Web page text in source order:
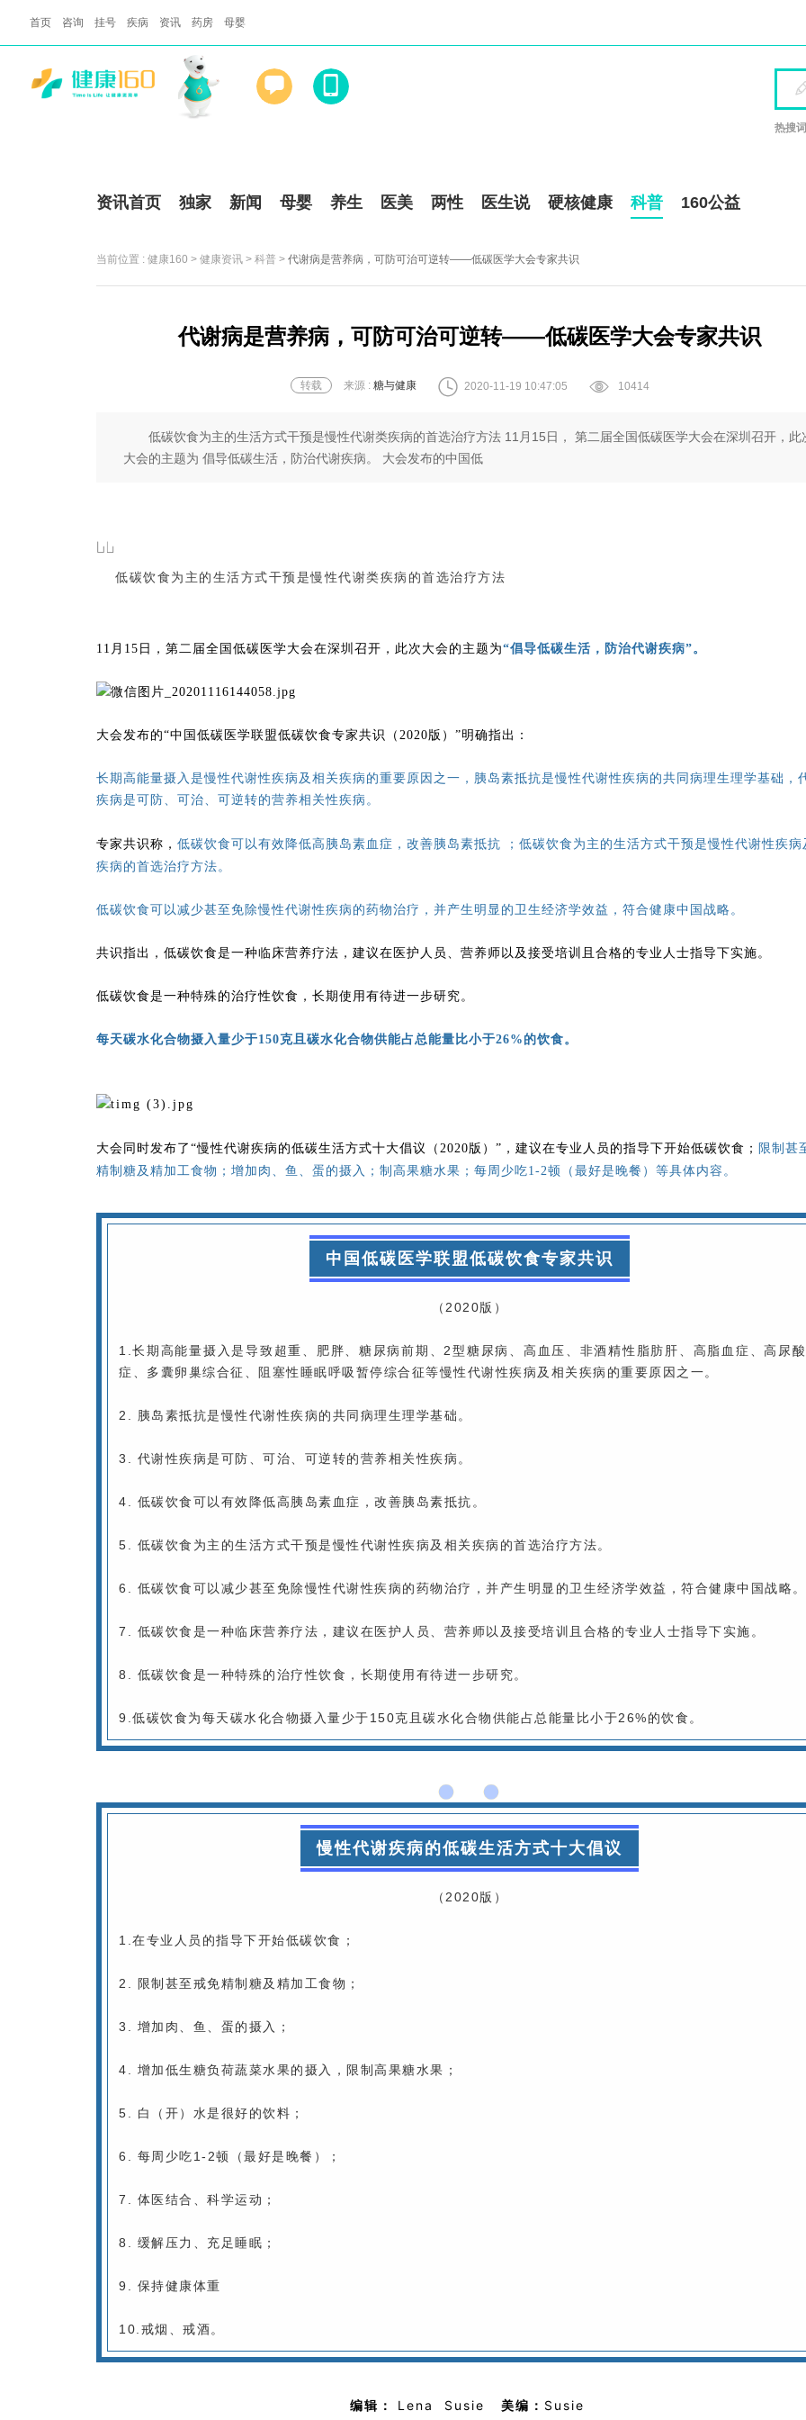
首页 咨询 挂号 疾病 资讯 药房 母婴
咨询
医生
预约
挂号
热搜
资讯首页 独家 新闻 母婴 养生 医美 两性 医生说 硬核健康 科普 160公益
当前位置 : 健康160 > 健康资讯 > 科普 > 代谢病是营养病，可防可治可逆转——低碳医学大会专家共识
代谢病是营养病，可防可治可逆转——低碳医学大会专家共识
转载 来源 : 糖与健康  2020-11-19 10:47:05  10414
低碳饮食为主的生活方式干预是慢性代谢类疾病的首选治疗方法 11月15日， 第二届全国低碳医学大会在深圳召开，此
大会的主题为 倡导低碳生活，防治代谢疾病。 大会发布的中国低
低碳饮食为主的生活方式干预是慢性代谢类疾病的首选治疗方法
11月15日， 第二届全国低碳医学大会在深圳召开，此次大会的主题为“倡导低碳生活，防治代谢疾病”。
大会发布的“中国低碳医学联盟低碳饮食专家共识（2020版）”明确指出：
长期高能量摄入是慢性代谢性疾病及相关疾病的重要原因之一，胰岛素抵抗是慢性代谢性疾病的共同病理生理学基础，
疾病是可防、可治、可逆转的营养相关性疾病。
专家共识称， 低碳饮食可以有效降低高胰岛素血症，改善胰岛素抵抗 ；低碳饮食为主的生活方式干预是慢性代谢性疾病
疾病的首选治疗方法。
低碳饮食可以减少甚至免除慢性代谢性疾病的药物治疗，并产生明显的卫生经济学效益，符合健康中国战略。
共识指出，低碳饮食是一种临床营养疗法，建议在医护人员、营养师以及接受培训且合格的专业人士指导下实施。
低碳饮食是一种特殊的治疗性饮食，长期使用有待进一步研究。
每天碳水化合物摄入量少于150克且碳水化合物供能占总能量比小于26%的饮食。
大会同时发布了“慢性代谢疾病的低碳生活方式十大倡议（2020版）”，建议在专业人员的指导下开始低碳饮食； 限制甚
精制糖及精加工食物；增加肉、鱼、蛋的摄入；制高果糖水果；每周少吃1-2顿（最好是晚餐）等具体内容。
中国低碳医学联盟低碳饮食专家共识
（2020版）
1.长期高能量摄入是导致超重、肥胖、糖尿病前期、2型糖尿病、高血压、非酒精性脂肪肝、高脂血症、高尿
症、多囊卵巢综合征、阻塞性睡眠呼吸暂停综合征等慢性代谢性疾病及相关疾病的重要原因之一。
2. 胰岛素抵抗是慢性代谢性疾病的共同病理生理学基础。
3. 代谢性疾病是可防、可治、可逆转的营养相关性疾病。
4. 低碳饮食可以有效降低高胰岛素血症，改善胰岛素抵抗。
5. 低碳饮食为主的生活方式干预是慢性代谢性疾病及相关疾病的首选治疗方法。
6. 低碳饮食可以减少甚至免除慢性代谢性疾病的药物治疗，并产生明显的卫生经济学效益，符合健康中国战略。
7. 低碳饮食是一种临床营养疗法，建议在医护人员、营养师以及接受培训且合格的专业人士指导下实施。
8. 低碳饮食是一种特殊的治疗性饮食，长期使用有待进一步研究。
9.低碳饮食为每天碳水化合物摄入量少于150克且碳水化合物供能占总能量比小于26%的饮食。
慢性代谢疾病的低碳生活方式十大倡议
（2020版）
1.在专业人员的指导下开始低碳饮食；
2. 限制甚至戒免精制糖及精加工食物；
3. 增加肉、鱼、蛋的摄入；
4. 增加低生糖负荷蔬菜水果的摄入，限制高果糖水果；
5. 白（开）水是很好的饮料；
6. 每周少吃1-2顿（最好是晚餐）；
7. 体医结合、科学运动；
8. 缓解压力、充足睡眠；
9. 保持健康体重
10.戒烟、戒酒。
编辑： Lena Susie 美编： Susie